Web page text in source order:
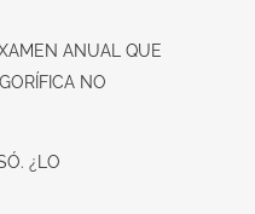
ANUAL QUE
NO
¿LO